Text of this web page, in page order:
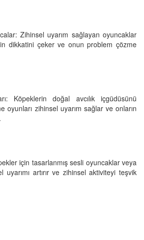
Zihinsel uyarım sağlayan oyuncaklar
dikkatini çeker ve onun problem çözme
Köpeklerin doğal avcılık içgüdüsünü
oyunları zihinsel uyarım sağlar ve onların
için tasarlanmış sesli oyuncaklar veya
uyarımı artırır ve zihinsel aktiviteyi teşvik